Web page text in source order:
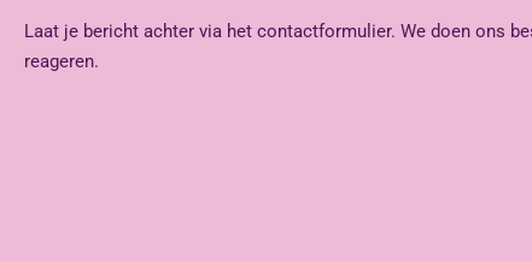
Laat je bericht achter via het contactformulier. We doen ons
reageren.